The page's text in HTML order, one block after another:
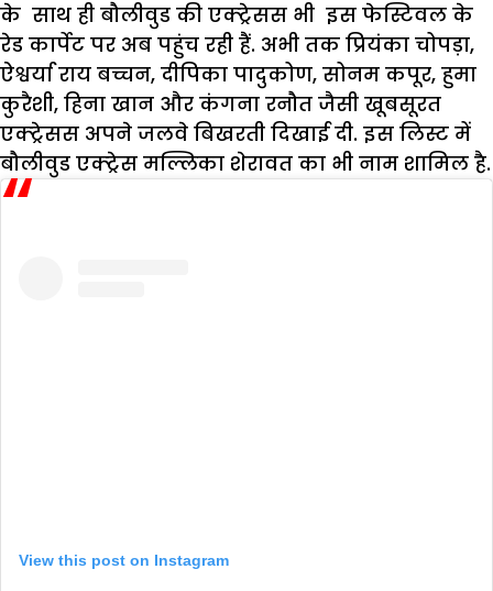
के साथ ही बौलीवुड की एक्ट्रेसस भी इस फेस्टिवल के
रेड कार्पेट पर अब पहुंच रही हैं. अभी तक प्रियंका चोपड़ा,
ऐश्वर्या राय बच्चन, दीपिका पादुकोण, सोनम कपूर, हुमा
कुरैशी, हिना खान और कंगना रनौत जैसी खूबसूरत
एक्ट्रेसस अपने जलवे बिखरती दिखाई दी. इस लिस्ट में
बौलीवुड एक्ट्रेस मल्लिका शेरावत का भी नाम शामिल है.
View this post on Instagram